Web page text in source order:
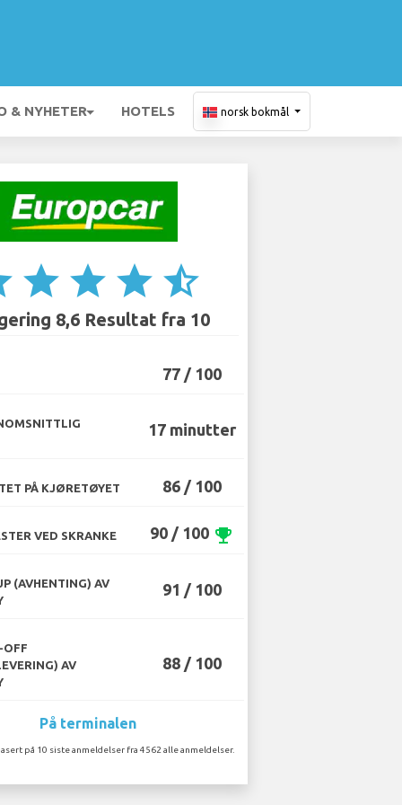
& NYHETER HOTELS norsk bokmål
star star star star_half
8,6 Resultat fra 10
77 / 100
17 minutter
PÅ KJØRETØYET 86 / 100
VED SKRANKE 90 / 100 emoji_events
(AVHENTING) AV
91 / 100
OFF
AV
88 / 100
På terminalen
på 10 siste anmeldelser fra 4562 alle anmeldelser.